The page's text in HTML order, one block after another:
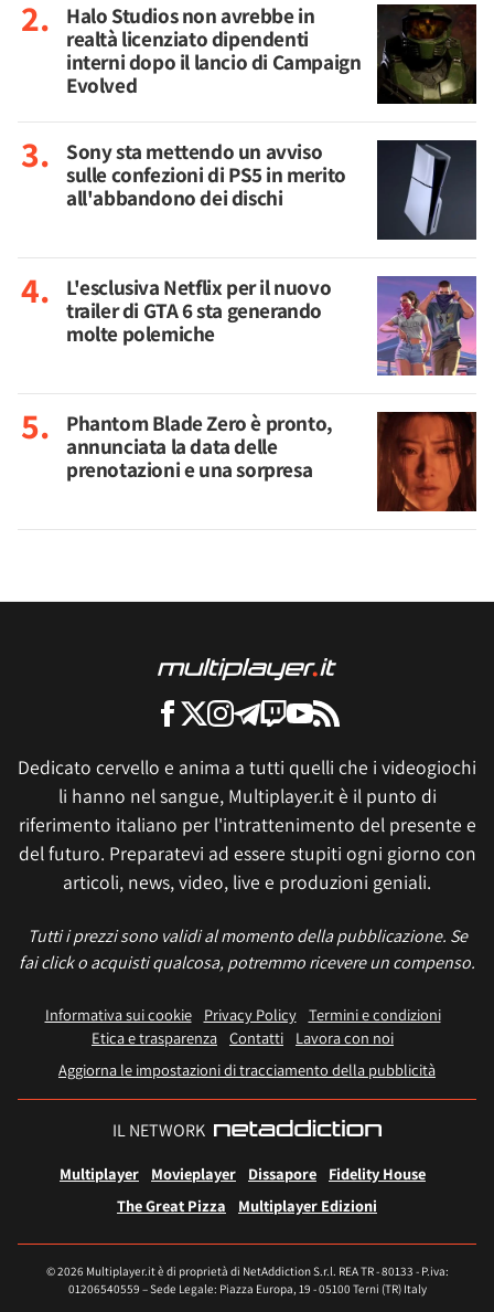
Halo Studios non avrebbe in
realtà licenziato dipendenti
interni dopo il lancio di Campaign
Evolved
Sony sta mettendo un avviso
sulle confezioni di PS5 in merito
all'abbandono dei dischi
L'esclusiva Netflix per il nuovo
trailer di GTA 6 sta generando
molte polemiche
Phantom Blade Zero è pronto,
annunciata la data delle
prenotazioni e una sorpresa
Dedicato cervello e anima a tutti quelli che i videogiochi
li hanno nel sangue, Multiplayer.it è il punto di
riferimento italiano per l'intrattenimento del presente e
del futuro. Preparatevi ad essere stupiti ogni giorno con
articoli, news, video, live e produzioni geniali.
Tutti i prezzi sono validi al momento della pubblicazione. Se
fai click o acquisti qualcosa, potremmo ricevere un compenso.
Informativa sui cookie Privacy Policy
Termini e condizioni
Etica e trasparenza Contatti
Lavora con noi
Aggiorna le impostazioni di tracciamento della pubblicità
IL NETWORK
Multiplayer Movieplayer Dissapore
Fidelity House
The Great Pizza
Multiplayer Edizioni
© 2026 Multiplayer.it è di proprietà di NetAddiction S.r.l. REA TR - 80133 - P.iva:
01206540559 – Sede Legale: Piazza Europa, 19 - 05100 Terni (TR) Italy